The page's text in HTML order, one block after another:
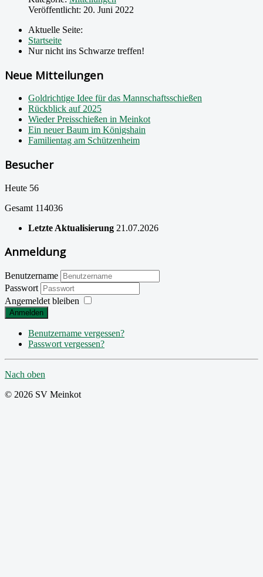
Veröffentlicht: 20. Juni 2022
Aktuelle Seite:
Startseite
Nur nicht ins Schwarze treffen!
Neue Mitteilungen
Goldrichtige Idee für das Mannschaftsschießen
Rückblick auf 2025
Wieder Preisschießen in Meinkot
Ein neuer Baum im Königshain
Familientag am Schützenheim
Besucher
Heute 56
Gesamt 114036
Letzte Aktualisierung 21.07.2026
Anmeldung
Benutzername
Passwort
Angemeldet bleiben
Anmelden
Benutzername vergessen?
Passwort vergessen?
Nach oben
© 2026 SV Meinkot